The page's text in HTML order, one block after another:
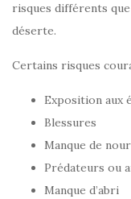
risques différents
déserte.
Certains risques
Exposition aux
Blessures
Manque de
Prédateurs ou
Manque d’abri